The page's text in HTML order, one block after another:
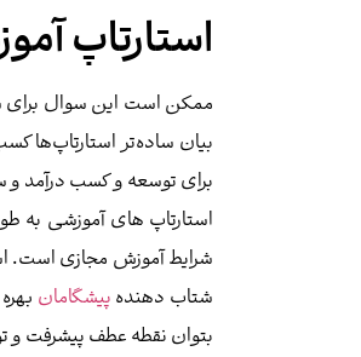
استارتاپ
ممکن است این سوال برای
بیان ساده‌تر استارتاپ‌ها
برای توسعه و کسب درآمد
استارتاپ های آموزشی به
شرایط آموزش مجازی است.
شتاب دهندهپیشگامان
بتوان نقطه عطف پیشرفت و